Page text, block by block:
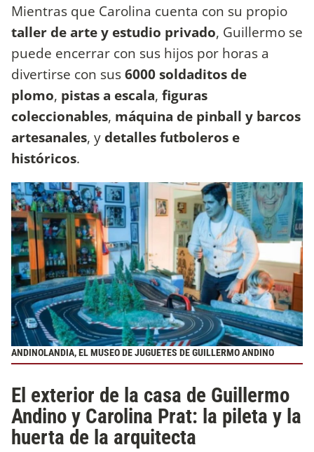
Mientras que Carolina cuenta con su propio
taller de arte y estudio privado, Guillermo se
puede encerrar con sus hijos por horas a
divertirse con sus6000soldaditos de
plomo, pistas a escala, figuras
coleccionables, máquina de pinball y barcos
artesanales, ydetalles futboleros e
históricos.
ANDINOLANDIA, EL MUSEO DE JUGUETES DE GUILLERMO ANDINO
El exterior de la casa de Guillermo
Andino y Carolina Prat: la pileta y la
huerta de la arquitecta